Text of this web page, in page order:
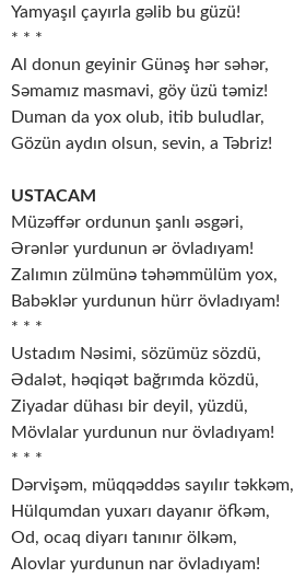
Yamyaşıl çayırla gəlib bu güzü!
* * *
Al donun geyinir Günəş hər səhər,
Səmamız masmavi, göy üzü təmiz!
Duman da yox olub, itib buludlar,
Gözün aydın olsun, sevin, a Təbriz!
USTACAM
Müzəffər ordunun şanlı əsgəri,
Ərənlər yurdunun ər övladıyam!
Zalımın zülmünə təhəmmülüm yox,
Babəklər yurdunun hürr övladıyam!
* * *
Ustadım Nəsimi, sözümüz sözdü,
Ədalət, həqiqət bağrımda közdü,
Ziyadar dühası bir deyil, yüzdü,
Mövlalar yurdunun nur övladıyam!
* * *
Dərvişəm, müqqəddəs sayılır təkkəm,
Hülqumdan yuxarı dayanır öfkəm,
Od, ocaq diyarı tanınır ölkəm,
Alovlar yurdunun nar övladıyam!